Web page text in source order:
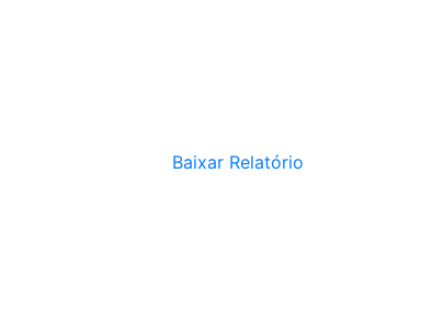
Baixar Relatório